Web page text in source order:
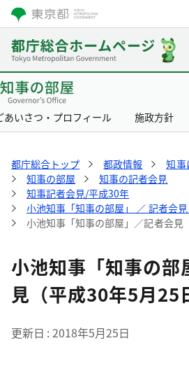
あいさつ・プロフィール 施政方針
都庁総合トップ 都政情報
知事
知事の部屋
知事の記者会見
知事記者会見/平成30年
小池知事「知事の部屋」 ／ 記者会見
小池知事「知事の部屋」／記者会見
小池知事「知事の部
見（平成30年5月25
更新日 2018年5月25日